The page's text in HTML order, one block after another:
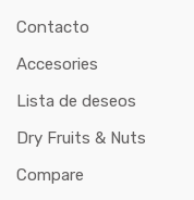
Contacto
Accesories
Lista de deseos
Dry Fruits & Nuts
Compare